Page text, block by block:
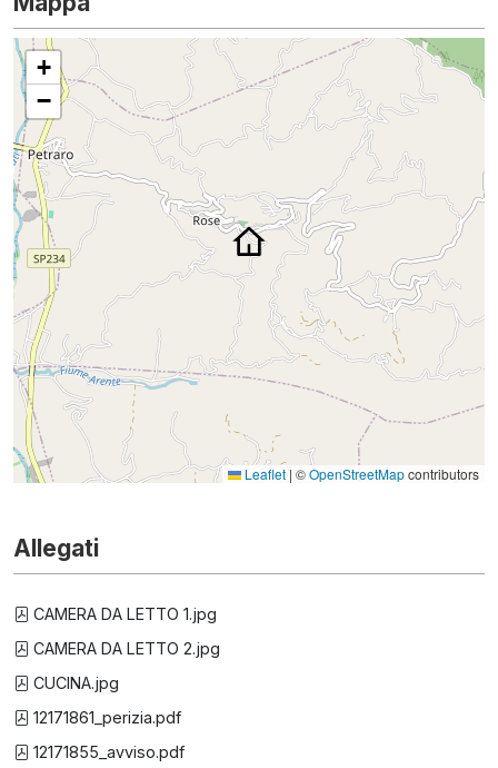
+
−
Leaflet | ©OpenStreetMapcontributors
Allegati
CAMERA DA LETTO 1.jpg
CAMERA DA LETTO 2.jpg
CUCINA.jpg
12171861_perizia.pdf
12171855_avviso.pdf